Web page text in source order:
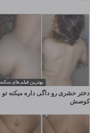
بهترین فیلم های
دختر حشری رو داگی داره میکنه تو
کوصش